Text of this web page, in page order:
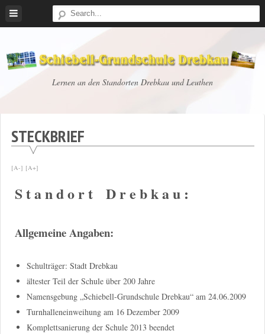
Skip
Schiebell-
Drebkau
Lernen an den Standorten Drebkau und Leuthen
STECKBRIEF
[A-] [A+]
S t a n d o r t D r e b k a u :
Allgemeine Angaben:
Schulträger: Stadt Drebkau
ältester Teil der Schule über 200 Jahre
Namensgebung „Schiebell-Grundschule Drebkau“ am 24.06.2009
Turnhalleneinweihung am 16 Dezember 2009
Komplettsanierung der Schule 2013 beendet